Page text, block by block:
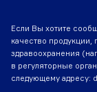
Если Вы хотите
качество
здравоохранения
в регуляторные
следующему адресу: